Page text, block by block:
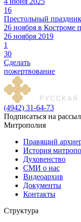
16
Престольный
26 ноября в Костроме
26 ноября 2019
1
30
Сделать
пожертвование
(4942) 31-64-73
Подписаться на
Митрополия
Правящий
История
Духовенство
СМИ о нас
Видеоархив
Документы
Контакты
Структура